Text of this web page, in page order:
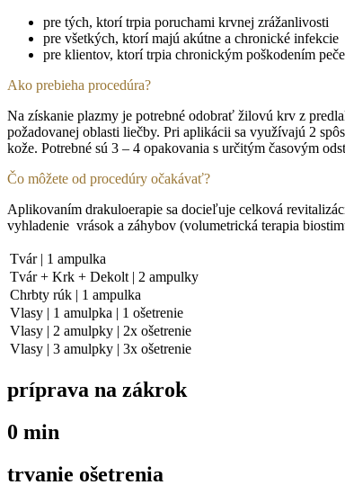
pre tých, ktorí trpia poruchami krvnej zrážanlivosti
pre všetkých, ktorí majú akútne a chronické infekcie
pre klientov, ktorí trpia chronickým poškodením
Ako prebieha procedúra?
Na získanie plazmy je potrebné odobrať žilovú krv z
požadovanej oblasti liečby. Pri aplikácii sa využívajú 2
kože. Potrebné sú 3 – 4 opakovania s určitým časovým
Čo môžete od procedúry očakávať?
Aplikovaním drakuloerapie sa docieľuje celková
vyhladenie vrások a záhybov (volumetrická terapia
Tvár | 1 ampulka
Tvár + Krk + Dekolt | 2 ampulky
Chrbty rúk | 1 ampulka
Vlasy | 1 amulpka | 1 ošetrenie
Vlasy | 2 amulpky | 2x ošetrenie
Vlasy | 3 amulpky | 3x ošetrenie
príprava na zákrok
0 min
trvanie ošetrenia